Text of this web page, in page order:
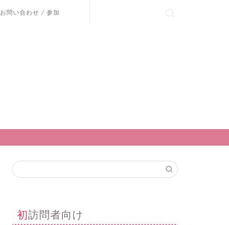
お問い合わせ / 参加
初訪問者向け